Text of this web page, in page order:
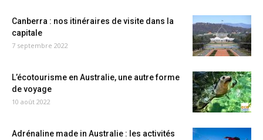
Canberra : nos itinéraires de visite dans la
capitale
7 septembre 2022
L’écotourisme en Australie, une autre forme
de voyage
10 août 2022
Adrénaline made in Australie : les activités